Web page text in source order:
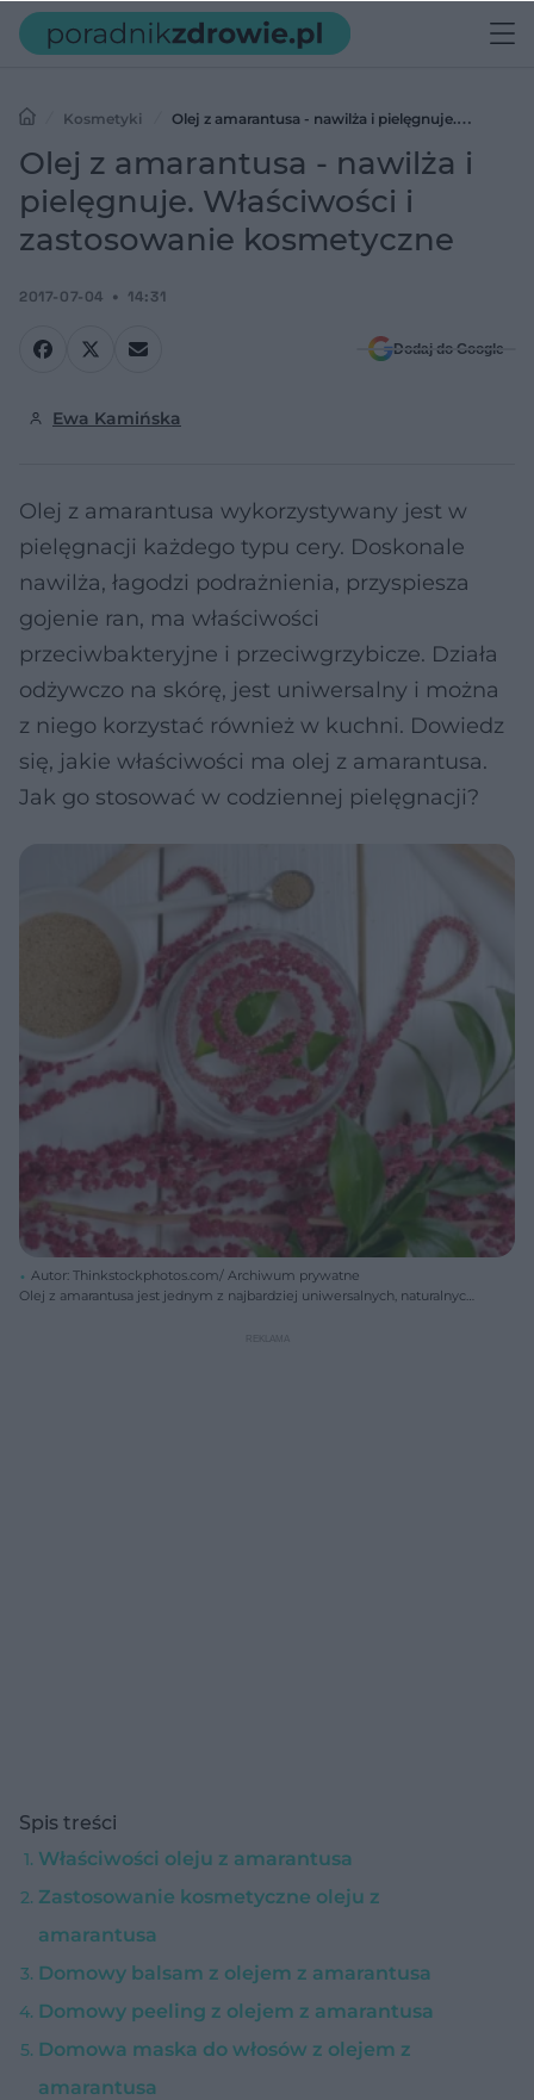
Kosmetyki
Olej z amarantusa - nawilża i pielęgnuje.
Właściwości i zastosowanie kosmetyczne
Olej z amarantusa - nawilża i
pielęgnuje. Właściwości i
zastosowanie kosmetyczne
2017-07-04 14:31
Dodaj do Google
Ewa Kamińska
Olej z amarantusa wykorzystywany jest w
pielęgnacji każdego typu cery. Doskonale
nawilża, łagodzi podrażnienia, przyspiesza
gojenie ran, ma właściwości
przeciwbakteryjne i przeciwgrzybicze. Działa
odżywczo na skórę, jest uniwersalny i można
z niego korzystać również w kuchni. Dowiedz
się, jakie właściwości ma olej z amarantusa.
Jak go stosować w codziennej pielęgnacji?
Autor: Thinkstockphotos.com/ Archiwum prywatne
Olej z amarantusa jest jednym z najbardziej uniwersalnych, naturalnych
Spis treści
Właściwości oleju z amarantusa
Zastosowanie kosmetyczne oleju z
amarantusa
Domowy balsam z olejem z amarantusa
Domowy peeling z olejem z amarantusa
Domowa maska do włosów z olejem z
amarantusa